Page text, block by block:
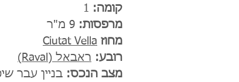
קומה: 1
מרפסות:
מחוז Ciutat Vella
רובע: ראבאל (Raval)
מצב הנכס: בניין עבר